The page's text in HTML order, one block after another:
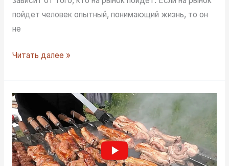
пойдет человек опытный, понимающий жизнь, то он
не
Ферганский
открытом
огне
со
всеми
фишками
Читать далее »